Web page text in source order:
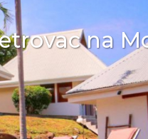
na